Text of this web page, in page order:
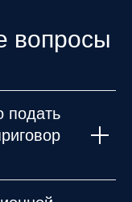
вопросы
подать